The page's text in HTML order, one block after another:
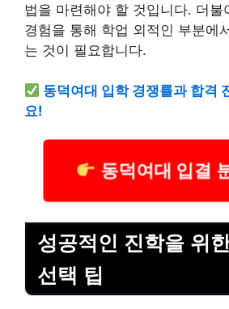
법을 마련해야 할 것입니다. 더불
경험을 통해 학업 외적인 부분에
는 것이 필요합니다.
동덕여대 입학 경쟁률과 합격
요!
동덕여대 입결
성공적인 진학을 위
선택 팁